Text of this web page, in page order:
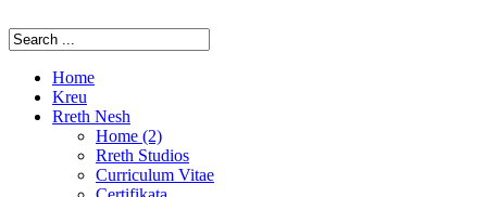
Home
Kreu
Rreth Nesh
Home (2)
Rreth Studios
Curriculum Vitae